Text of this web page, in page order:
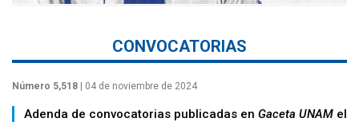
CONVOCATORIAS
Número 5,518 | 04 de noviembre de 2024
Adenda de convocatorias publicadas en Gaceta UNAM el